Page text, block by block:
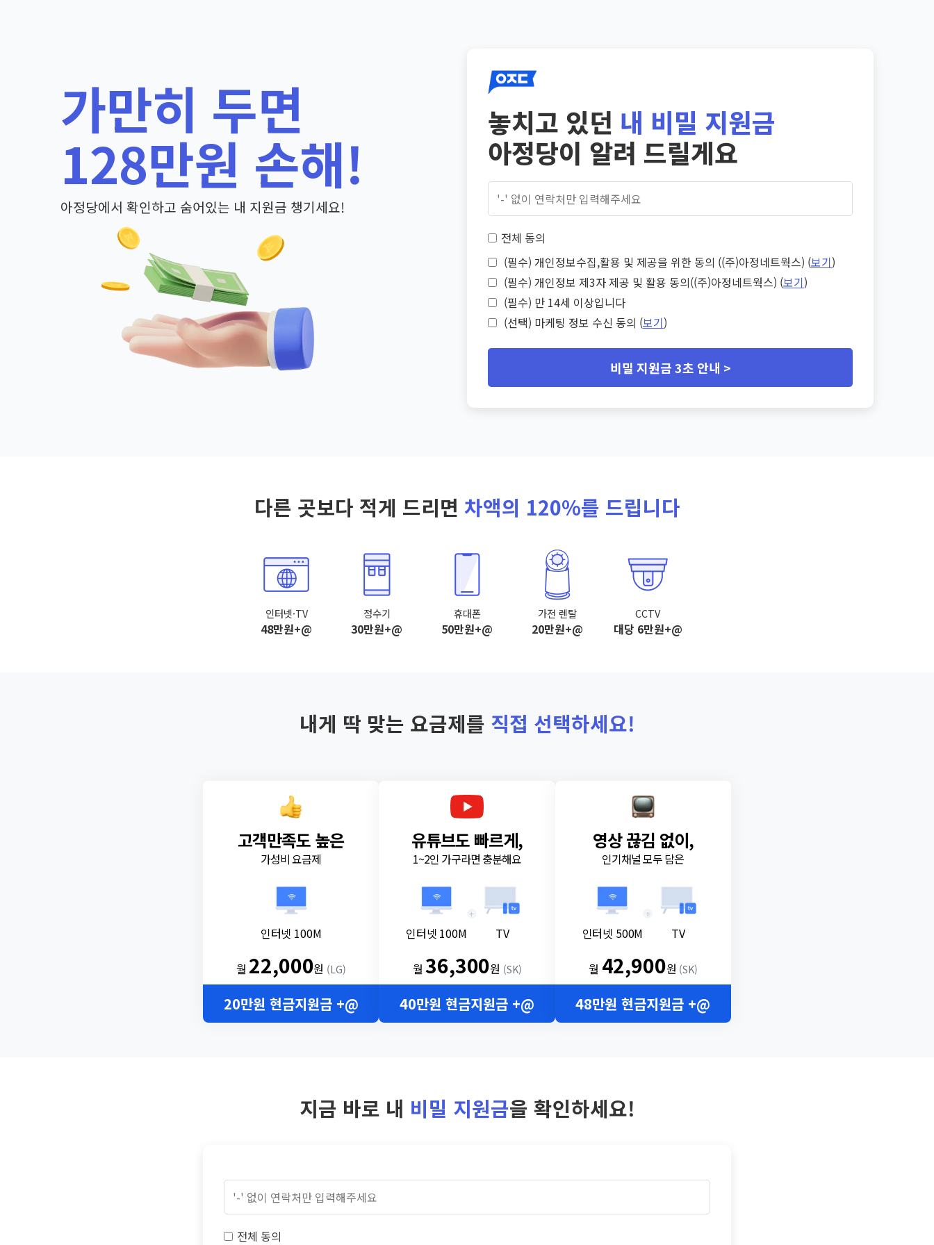
가만히 두면
128만원 손해!
아정당에서 확인하고 숨어있는 내 지원금 챙기세요!
놓치고 있던 내 비밀 지원금
아정당이 알려 드릴게요
전체 동의
(필수) 개인정보수집,활용 및 제공을 위한 동의 ((주)아정네트웍스) (보기)
(필수) 개인정보 제3자 제공 및 활용 동의((주)아정네트웍스) (보기)
(필수) 만 14세 이상입니다
(선택) 마케팅 정보 수신 동의 (보기)
비밀 지원금 3초 안내 >
다른 곳보다 적게 드리면 차액의 120%를 드립니다
인터넷·TV
48만원+@
정수기
30만원+@
휴대폰
50만원+@
가전 렌탈
20만원+@
CCTV
대당 6만원+@
내게 딱 맞는 요금제를 직접 선택하세요!
고객만족도 높은
가성비 요금제
인터넷 100M
월 22,000원 (LG)
20만원 현금지원금 +@
유튜브도 빠르게,
1~2인 가구라면 충분해요
인터넷 100M
+
TV
월36,300원 (SK)
40만원 현금지원금 +@
영상 끊김 없이,
인기채널 모두 담은
인터넷 500M
+
TV
월 42,900원 (SK)
48만원 현금지원금 +@
지금 바로 내 비밀 지원금을 확인하세요!
전체 동의